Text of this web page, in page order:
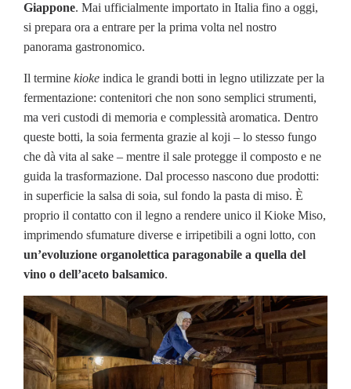
Giappone. Mai ufficialmente importato in Italia fino a oggi,
si prepara ora a entrare per la prima volta nel nostro
panorama gastronomico.
Il termine kioke indica le grandi botti in legno utilizzate per la
fermentazione: contenitori che non sono semplici strumenti,
ma veri custodi di memoria e complessità aromatica. Dentro
queste botti, la soia fermenta grazie al koji – lo stesso fungo
che dà vita al sake – mentre il sale protegge il composto e ne
guida la trasformazione. Dal processo nascono due prodotti:
in superficie la salsa di soia, sul fondo la pasta di miso. È
proprio il contatto con il legno a rendere unico il Kioke Miso,
imprimendo sfumature diverse e irripetibili a ogni lotto, con
un’evoluzione organolettica paragonabile a quella del
vino o dell’aceto balsamico.